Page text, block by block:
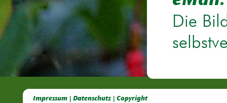
Die
Impressum | Datenschutz | Copyright